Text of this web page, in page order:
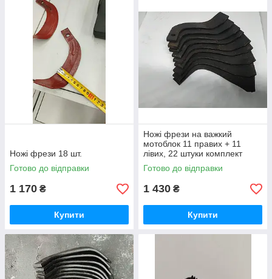
Ножі фрези 18 шт.
Готово до відправки
1 170 ₴
Купити
Ножі фрези на важкий
мотоблок 11 правих + 11
лівих, 22 штуки комплект
Готово до відправки
1 430 ₴
Купити